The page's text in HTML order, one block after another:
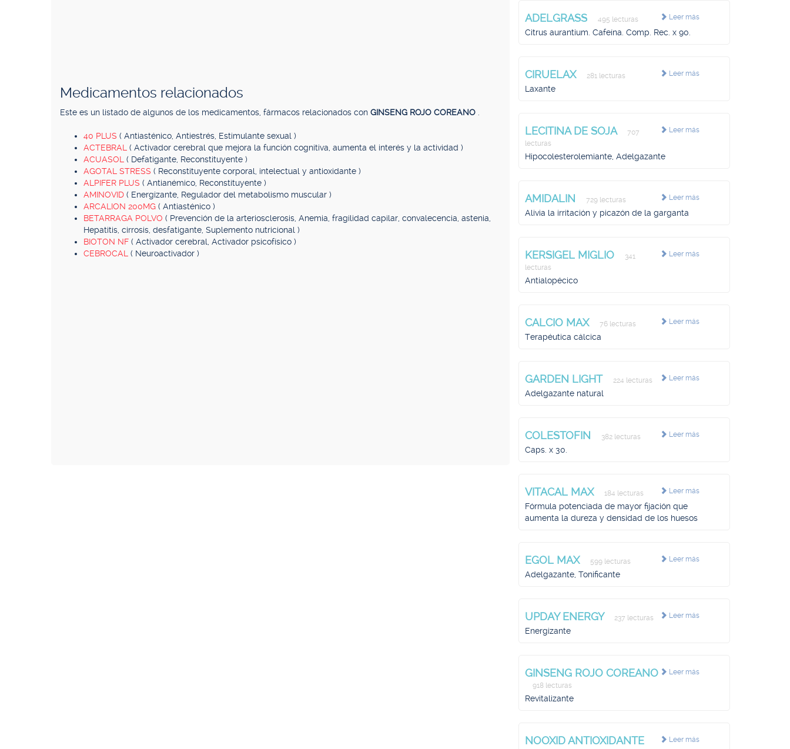
Medicamentos relacionados
Este es un listado de algunos de los medicamentos, fármacos relacionados con GINSENG ROJO COREANO
40 PLUS ( Antiasténico, Antiestrés, Estimulante sexual )
ACTEBRAL ( Activador cerebral que mejora la función cognitiva, aumenta el interés y la actividad )
ACUASOL ( Defatigante, Reconstituyente )
AGOTAL STRESS ( Reconstituyente corporal, intelectual y antioxidante )
ALPIFER PLUS ( Antianémico, Reconstituyente )
AMINOVID ( Energizante, Regulador del metabolismo muscular )
ARCALION 200MG ( Antiasténico )
BETARRAGA POLVO ( Prevención de la arteriosclerosis, Anemia, fragilidad capilar, convalecencia, astenia,
Hepatitis, cirrosis, desfatigante, Suplemento nutricional )
BIOTON NF ( Activador cerebral, Activador psicofísico )
CEBROCAL ( Neuroactivador )
Leer más
ADELGRASS 495 lecturas
Citrus aurantium. Cafeína. Comp. Rec. x 90.
Leer más
CIRUELAX 281 lecturas
Laxante
Leer más
LECITINA DE SOJA
707
lecturas
Hipocolesterolemiante, Adelgazante
Leer más
AMIDALIN 729 lecturas
Alivia la irritación y picazón de la garganta
Leer más
KERSIGEL MIGLIO
341
lecturas
Antialopécico
Leer más
CALCIO MAX 76 lecturas
Terapéutica cálcica
Leer más
GARDEN LIGHT 224 lecturas
Adelgazante natural
Leer más
COLESTOFIN 382 lecturas
Caps. x 30.
Leer más
VITACAL MAX 184 lecturas
Fórmula potenciada de mayor fijación que
aumenta la dureza y densidad de los huesos
Leer más
EGOL MAX 599 lecturas
Adelgazante, Tonificante
Leer más
UPDAY ENERGY 237 lecturas
Energizante
Leer más
GINSENG ROJO COREANO
918 lecturas
Revitalizante
Leer más
NOOXID ANTIOXIDANTE